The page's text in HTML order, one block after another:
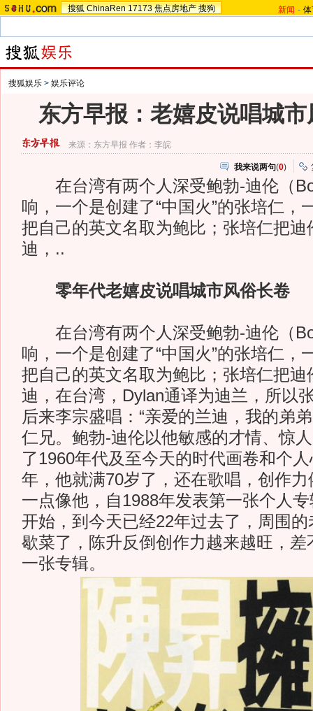
搜狐 ChinaRen 17173 焦点房地产 搜狗 新闻 -
搜狐娱乐 > 娱乐评论
东方早报：老嬉皮说唱城
来源： 东方早报 作者：李皖
我来说两句(0)
在台湾有两个人深受鲍勃-迪伦（
响，一个是创建了“中国火”的张培仁，
把自己的英文名取为鲍比；张培仁把迪
迪，..
零年代老嬉皮说唱城市风俗长卷
在台湾有两个人深受鲍勃-迪伦（
响，一个是创建了“中国火”的张培仁，
把自己的英文名取为鲍比；张培仁把迪
迪，在台湾，Dylan通译为迪兰，所以
后来李宗盛唱：“亲爱的兰迪，我的弟
仁兄。鲍勃-迪伦以他敏感的才情、惊
了1960年代及至今天的时代画卷和个
年，他就满70岁了，还在歌唱，创作
一点像他，自1988年发表第一张个人
开始，到今天已经22年过去了，周围
歇菜了，陈升反倒创作力越来越旺，差
一张专辑。